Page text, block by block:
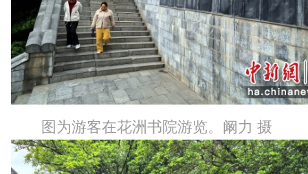
图为游客在花洲书院游览。阚力 摄